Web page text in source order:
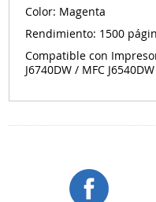
Color: Magenta
Rendimiento: 1500
Compatible con
J6740DW / MFC